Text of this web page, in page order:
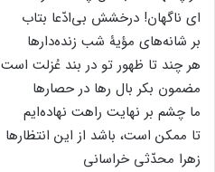
ای ناگهان! درخشش بی‌ادّعا بتاب
بر شانه‌های مؤیۀ شب زنده‌دارها
هر چند تا ظهور تو در بند عُزلت است
مضمون بکر بال رها در حصارها
ما چشم بر نهایت راهت نهاده‌ایم
تا ممکن است، باشد از این انتظارها
زهرا محدّثی خراسانی